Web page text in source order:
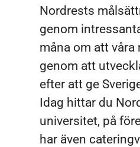
Nordrests
genom
måna om att våra
genom att
efter att ge
Idag hittar du
universitet, på
har även